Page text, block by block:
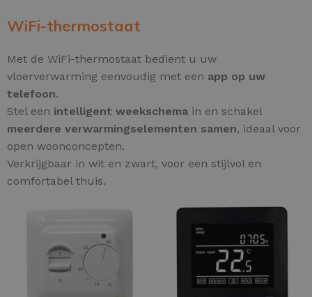
WiFi-thermostaat
Met de WiFi-thermostaat bedient u uw
vloerverwarming eenvoudig met een app op uw
telefoon.
Stel een intelligent weekschema in en schakel
meerdere verwarmingselementen samen, ideaal voor
open woonconcepten.
Verkrijgbaar in wit en zwart, voor een stijlvol en
comfortabel thuis.